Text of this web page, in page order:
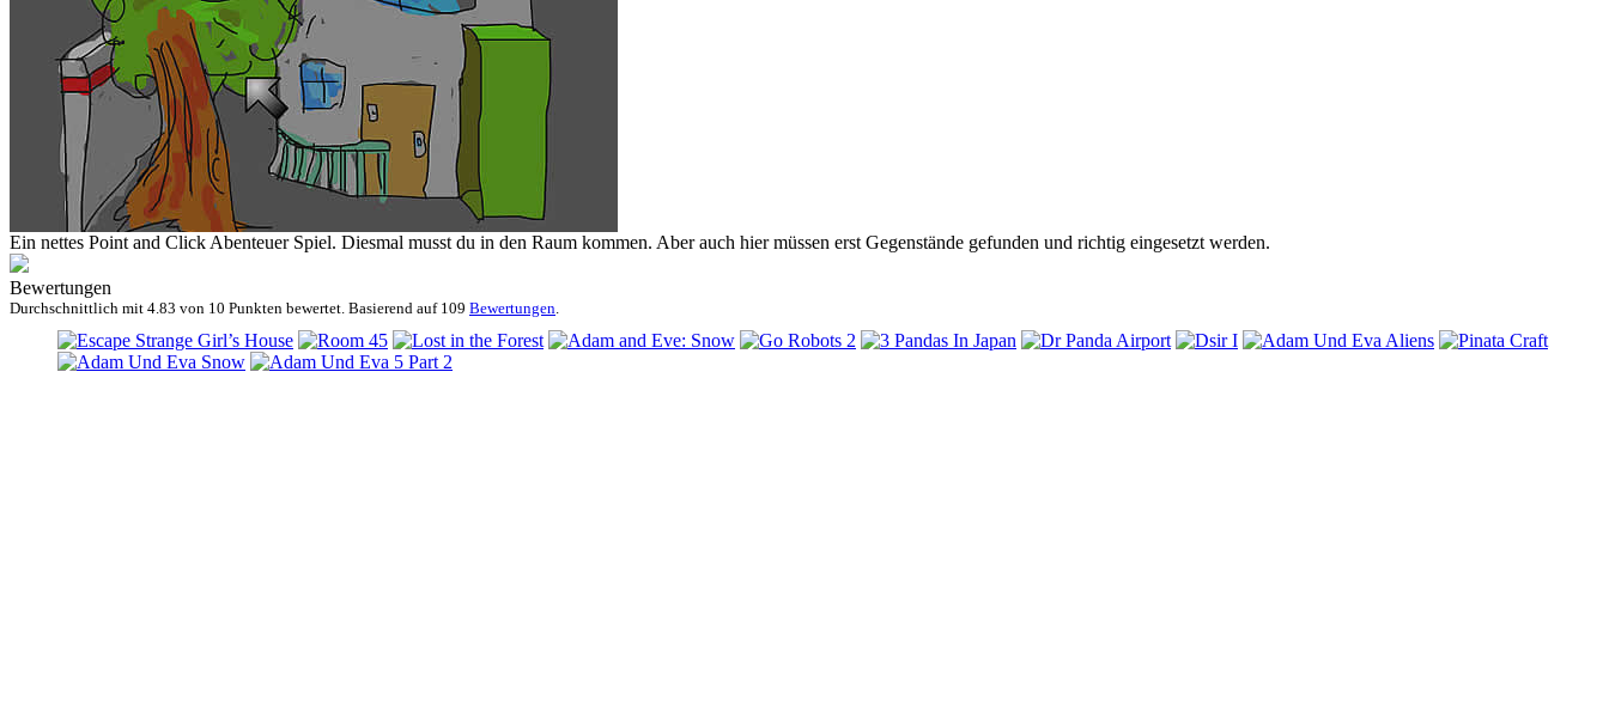
Ein nettes Point and Click Abenteuer Spiel. Diesmal musst du in den Raum kommen. Aber auch hier müssen erst Gegenstände gefunden und richtig eingesetzt werden.
Bewertungen
Durchschnittlich mit 4.83 von 10 Punkten bewertet. Basierend auf 109 Bewertungen